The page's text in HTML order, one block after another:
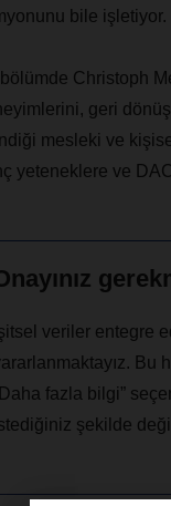
bile işletiyor.
Christoph
geri
mesleki ve
yeteneklere ve
veriler entegre
Bu
fazla bilgi”
şekilde